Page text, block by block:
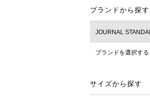
ブランドから探す
JOURNAL
ブランドを選択する
サイズから探す